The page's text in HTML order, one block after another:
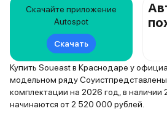
Скачайте приложение
Autospot
Скачать
Купить Soueast в Краснодаре у
модельном ряду
комплектации на 2026 год, в наличии
начинаются от 2 520 000 рублей.